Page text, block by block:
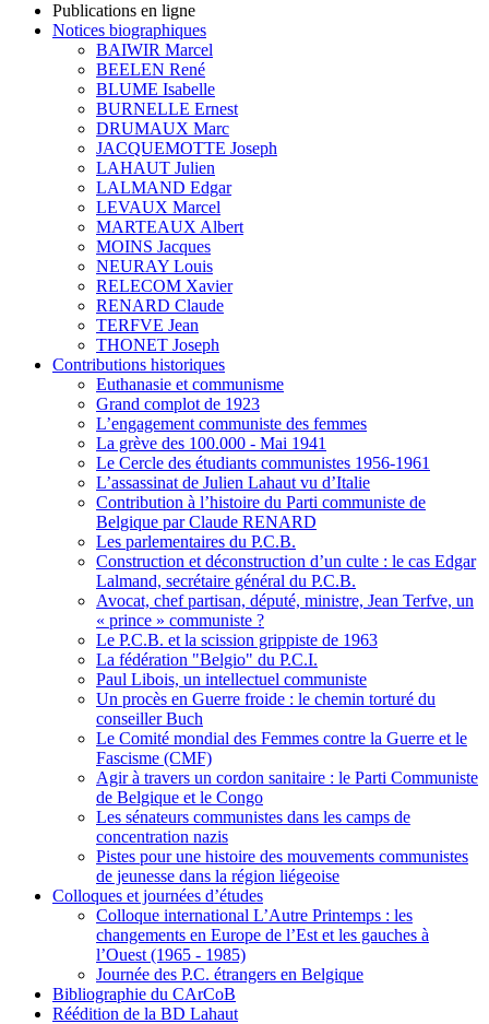
Publications en ligne
Notices biographiques
BAIWIR Marcel
BEELEN René
BLUME Isabelle
BURNELLE Ernest
DRUMAUX Marc
JACQUEMOTTE Joseph
LAHAUT Julien
LALMAND Edgar
LEVAUX Marcel
MARTEAUX Albert
MOINS Jacques
NEURAY Louis
RELECOM Xavier
RENARD Claude
TERFVE Jean
THONET Joseph
Contributions historiques
Euthanasie et communisme
Grand complot de 1923
L’engagement communiste des femmes
La grève des 100.000 - Mai 1941
Le Cercle des étudiants communistes 1956-1961
L’assassinat de Julien Lahaut vu d’Italie
Contribution à l’histoire du Parti communiste de
Belgique par Claude RENARD
Les parlementaires du P.C.B.
Construction et déconstruction d’un culte : le cas Edgar
Lalmand, secrétaire général du P.C.B.
Avocat, chef partisan, député, ministre, Jean Terfve, un
« prince » communiste ?
Le P.C.B. et la scission grippiste de 1963
La fédération "Belgio" du P.C.I.
Paul Libois, un intellectuel communiste
Un procès en Guerre froide : le chemin torturé du
conseiller Buch
Le Comité mondial des Femmes contre la Guerre et le
Fascisme (CMF)
Agir à travers un cordon sanitaire : le Parti Communiste
de Belgique et le Congo
Les sénateurs communistes dans les camps de
concentration nazis
Pistes pour une histoire des mouvements communistes
de jeunesse dans la région liégeoise
Colloques et journées d’études
Colloque international L’Autre Printemps : les
changements en Europe de l’Est et les gauches à
l’Ouest (1965 - 1985)
Journée des P.C. étrangers en Belgique
Bibliographie du CArCoB
Réédition de la BD Lahaut